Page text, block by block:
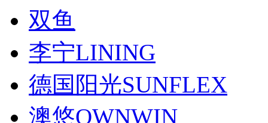
双鱼
李宁LINING
德国阳光SUNFLEX
澳悠OWNWIN